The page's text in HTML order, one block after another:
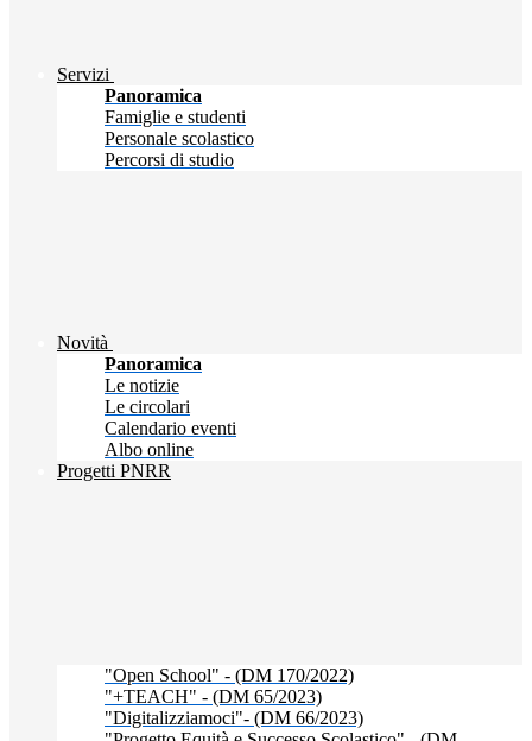
Servizi
Panoramica
Famiglie e studenti
Personale scolastico
Percorsi di studio
Novità
Panoramica
Le notizie
Le circolari
Calendario eventi
Albo online
Progetti PNRR
"Open School" - (DM 170/2022)
"+TEACH" - (DM 65/2023)
"Digitalizziamoci"- (DM 66/2023)